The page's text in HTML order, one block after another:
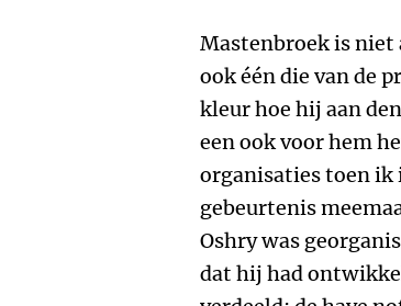
Mastenbroek is niet
ook één die van de
kleur hoe hij aan
een ook voor hem
organisaties toen ik
gebeurtenis
Oshry was
dat hij had